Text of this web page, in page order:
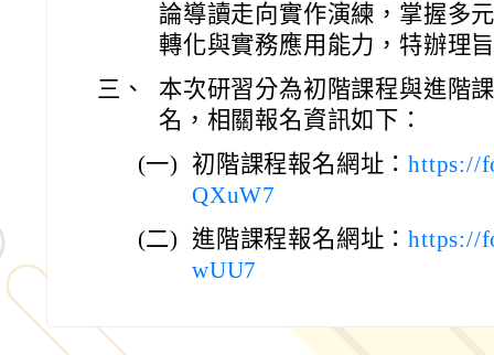
論導讀走向實作演練，掌握多
轉化與實務應用能力，特辦理
三、
本次研習分為初階課程與進階
名，相關報名資訊如下：
(一)
初階課程報名網址：https://
QXuW7
(二)
進階課程報名網址：https://
wUU7